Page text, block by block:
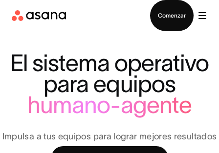
Comenzar
El sistema operativo
para equipos
humano-agente
Impulsa a tus equipos para lograr mejores resultados